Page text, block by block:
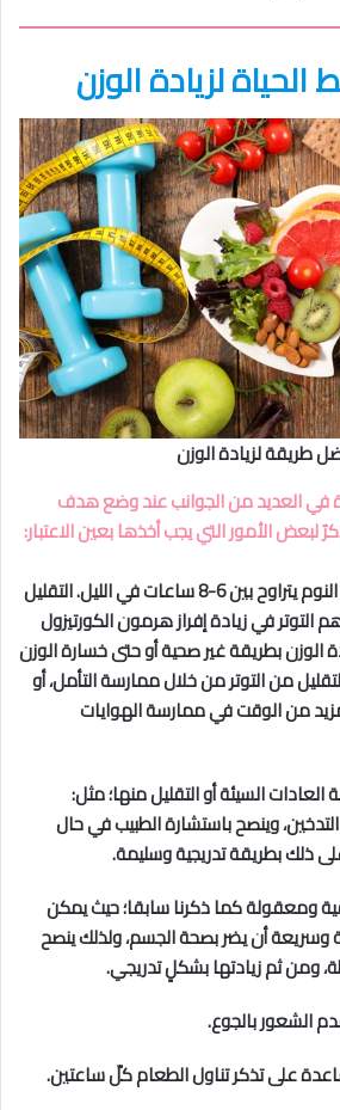
لزيادة الوزن
طريقة لزيادة الوزن
في العديد من الجوانب عند وضع هدف
لبعض الأمور التي يجب أخذها بعين الاعتبار:
أخذ قسطٍ كافٍ من النوم يتراوح بين 6-8 ساعات في الليل. التقليل
التوتر في زيادة إفراز هرمون الكورتيزول
الوزن بطريقة غير صحية أو حتى خسارة الوزن
من التوتر من خلال ممارسة التأمل، أو
من الوقت في ممارسة الهوايات
السيئة أو التقليل منها؛ مثل:
وينصح باستشارة الطبيب في حال
ذلك بطريقة تدريجية وسليمة.
ومعقولة كما ذكرنا سابقا؛ حيث يمكن
أن يضر بصحة الجسم، ولذلك ينصح
ومن ثم زيادتها بشكلٍ تدريجي.
الشعور بالجوع.
على تذكر تناول الطعام كلّ ساعتين.